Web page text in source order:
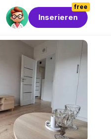
free
Inserieren